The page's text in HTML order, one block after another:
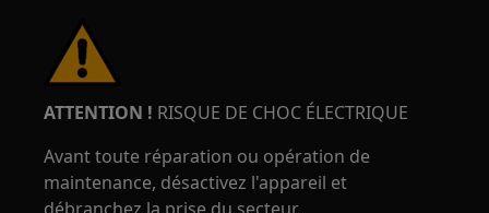
ATTENTION ! RISQUE DE CHOC ÉLECTRIQUE
Avant toute réparation ou opération de
maintenance, désactivez l'appareil et